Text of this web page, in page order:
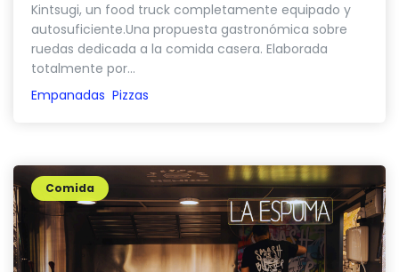
Kintsugi, un food truck completamente equipado y
autosuficiente.Una propuesta gastronómica sobre
ruedas dedicada a la comida casera. Elaborada
totalmente por...
Empanadas Pizzas
Comida